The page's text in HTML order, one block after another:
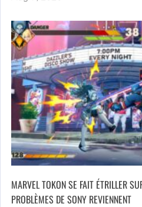
MARVEL TOKON SE FAIT ÉTRILLER
PROBLÈMES DE SONY REVIENNENT